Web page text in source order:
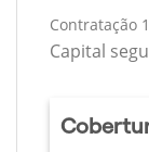
Contratação
Capital